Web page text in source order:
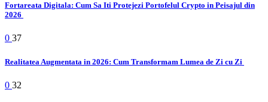
Fortareata Digitala: Cum Sa Iti Protejezi Portofelul Crypto in Peisajul din
2026
0 37
Realitatea Augmentata in 2026: Cum Transformam Lumea de Zi cu Zi
0 32